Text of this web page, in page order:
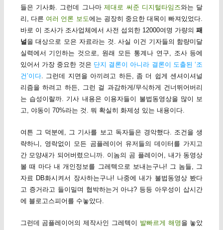
들은 기사화. 그런데 그나마제대로 써준 디지털타임즈와는 달
리, 다른 여러 언론 보도에는 굉장히 중요한 대목이 빠져있었다.
바로 이 조사가 조사업체에서 사전 섭외한 12000여명 가량의패
널 을 대상으로 모은 자료라는 것. 사실 이건 기자들의 함량미달
실력에서 기인하는 것으로, 원래 모든 통계나 연구, 조사 등에
있어서 가장 중요한 것은 단지 결론이 아니라 결론이 도출된 ‘조
건’이다. 그런데 지면을 아끼려고 하든, 좀 더 쉽게 센셔이셔널
리즘을 하려고 하든, 그런 걸 과감하게/무식하게 건너뛰어버리
는 습성이랄까. 기사 내용은 이용자들이 불법동영상을 많이 보
고, 야동이 70%라는 것. 뭐 확실히 화제성 있는 내용이다.
여튼 그 덕분에, 그 기사를 보고 독자들은 경악했다. 조건을 생
략하니, 영락없이 모든 곰플레이어 유저들의 데이터를 가지고
간 모양새가 되어버렸으니까. 이놈의 곰 플레이어, 내가 동영상
볼 때 마다 내 개인정보를 그레텍으로 보내는구나! 그 놈들, 그
자료 DB화시켜서 장사하는구나! 나중에 내가 불법동영상 봤다
고 증거라고 들이밀며 협박하는거 아냐? 등등 아우성이 삽시간
에 블로고스피어를 수놓았다.
그런데 곰플레이어의 제작사인 그레텍이 발빠르게 해명 을 놓았